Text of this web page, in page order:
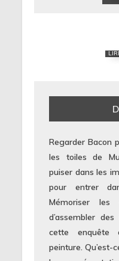
Regarder Bacon
les toiles de
puiser dans les
pour entrer
Mémoriser
d’assembler
cette enquête
peinture. Qu’est-